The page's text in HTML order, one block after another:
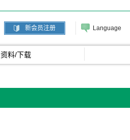
新会员注册 Language
资料/下载